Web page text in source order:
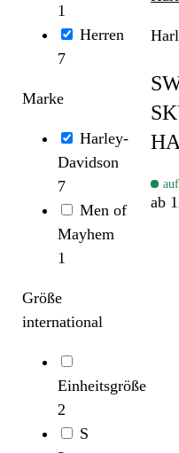
1
Herren
7
Marke
Harley-
Davidson
7
Men of
Mayhem
1
Größe
international
Einheitsgröße
2
S
ab